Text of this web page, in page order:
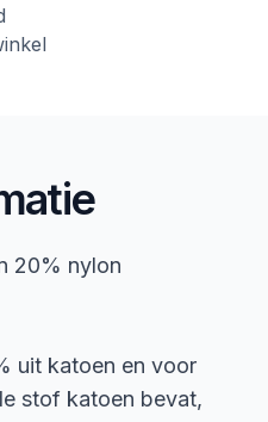
20% nylon
uit katoen en voor
stof katoen bevat,